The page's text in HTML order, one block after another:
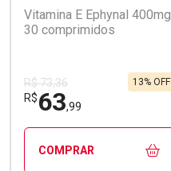
Ativar Desconto
Por R$ 101,23/cada
Comprar 2 unidades
Por R$ 75,92/cada
Por R$ 101,23/cada
Vitamina E Ephynal 400mg
30 comprimidos
R$ 73,36
R$63,99
13% OFF
COMPRAR